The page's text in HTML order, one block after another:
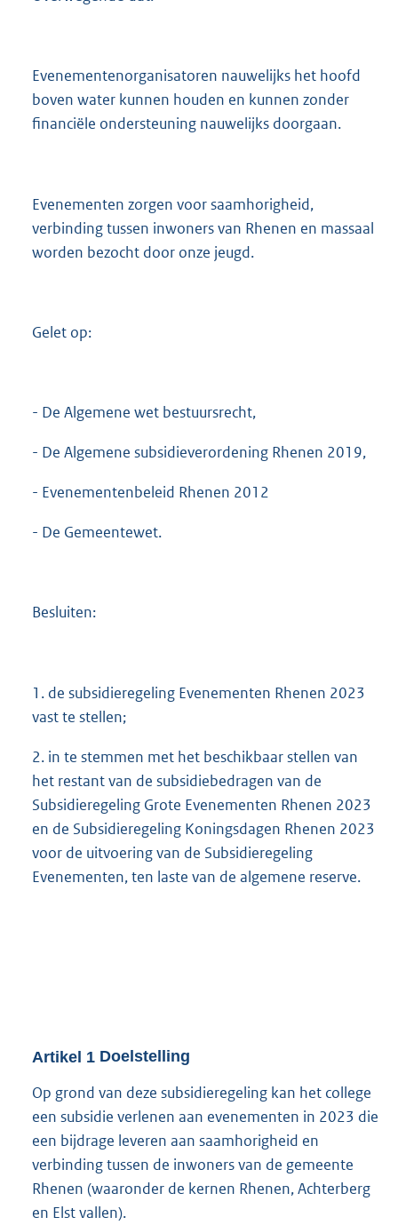
Evenementenorganisatoren nauwelijks het hoofd
boven water kunnen houden en kunnen zonder
financiële ondersteuning nauwelijks doorgaan.
Evenementen zorgen voor saamhorigheid,
verbinding tussen inwoners van Rhenen en massaal
worden bezocht door onze jeugd.
Gelet op:
- De Algemene wet bestuursrecht,
- De Algemene subsidieverordening Rhenen 2019,
- Evenementenbeleid Rhenen 2012
- De Gemeentewet.
Besluiten:
1. de subsidieregeling Evenementen Rhenen 2023
vast te stellen;
2. in te stemmen met het beschikbaar stellen van
het restant van de subsidiebedragen van de
Subsidieregeling Grote Evenementen Rhenen 2023
en de Subsidieregeling Koningsdagen Rhenen 2023
voor de uitvoering van de Subsidieregeling
Evenementen, ten laste van de algemene reserve.
Artikel 1 Doelstelling
Op grond van deze subsidieregeling kan het college
een subsidie verlenen aan evenementen in 2023 die
een bijdrage leveren aan saamhorigheid en
verbinding tussen de inwoners van de gemeente
Rhenen (waaronder de kernen Rhenen, Achterberg
en Elst vallen).